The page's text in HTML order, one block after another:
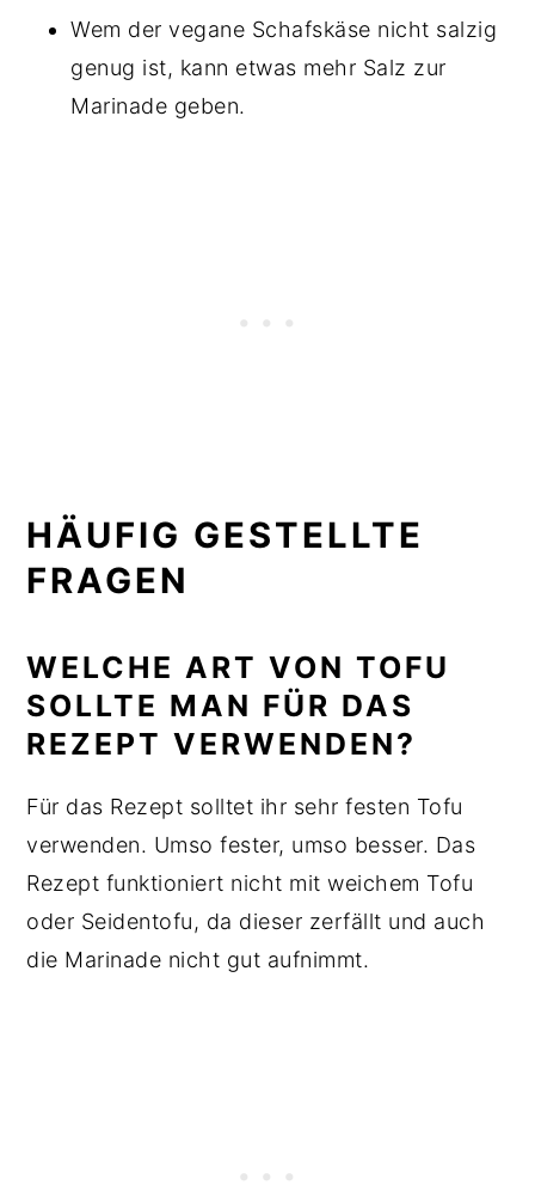
Wem der vegane Schafskäse nicht salzig
genug ist, kann etwas mehr Salz zur
Marinade geben.
HÄUFIG GESTELLTE
FRAGEN
WELCHE ART VON TOFU
SOLLTE MAN FÜR DAS
REZEPT VERWENDEN?
Für das Rezept solltet ihr sehr festen Tofu
verwenden. Umso fester, umso besser. Das
Rezept funktioniert nicht mit weichem Tofu
oder Seidentofu, da dieser zerfällt und auch
die Marinade nicht gut aufnimmt.